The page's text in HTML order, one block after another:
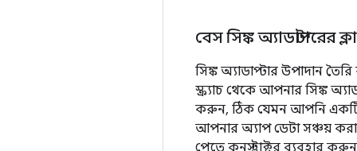
বেস সিঙ্ক অ্যাডাপ্টারের
সিঙ্ক অ্যাডাপ্টার উপাদান
স্ক্র্যাচ থেকে আপনার সিঙ্ক
করুন, ঠিক যেমন আপনি
আপনার অ্যাপ ডেটা সঞ্চয়
পেতে কনস্ট্রাক্টর ব্যবহার